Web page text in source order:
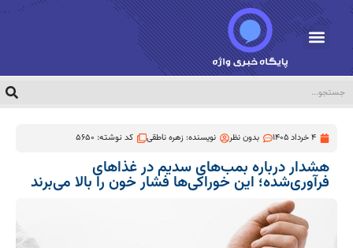
4 خرداد 1405 بدون نظر نویسنده:زهره ناطقی کد نوشته: 5650
هشدار درباره بمب‌های سدیم در غذاهای
فرآوری‌شده؛ این خوراکی‌ها فشار خون را بالا می‌برند